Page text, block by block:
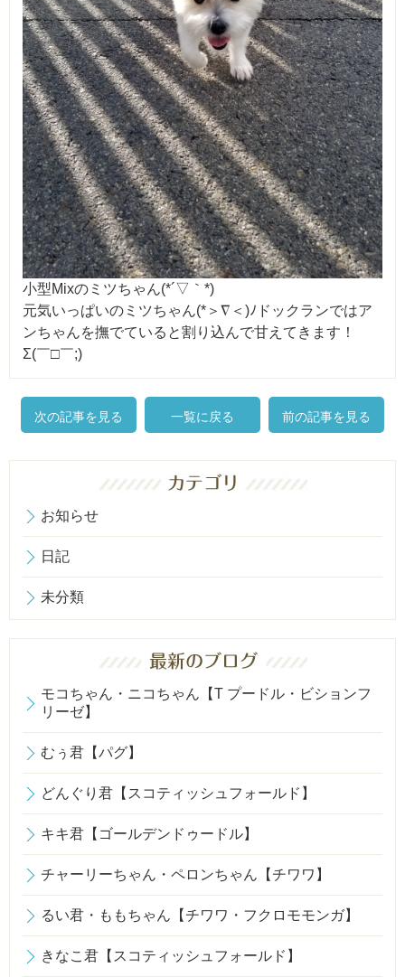
小型Mixのミツちゃん(*´▽｀*)
元気いっぱいのミツちゃん(*＞∇＜)ﾉドックランではア
ンちゃんを撫でていると割り込んで甘えてきます！
Σ(￣□￣;)
次の記事を見る 一覧に戻る 前の記事を見る
お知らせ
日記
未分類
モコちゃん・ニコちゃん【T プードル・ビションフ
リーゼ】
むぅ君【パグ】
どんぐり君【スコティッシュフォールド】
キキ君【ゴールデンドゥードル】
チャーリーちゃん・ペロンちゃん【チワワ】
るい君・ももちゃん【チワワ・フクロモモンガ】
きなこ君【スコティッシュフォールド】